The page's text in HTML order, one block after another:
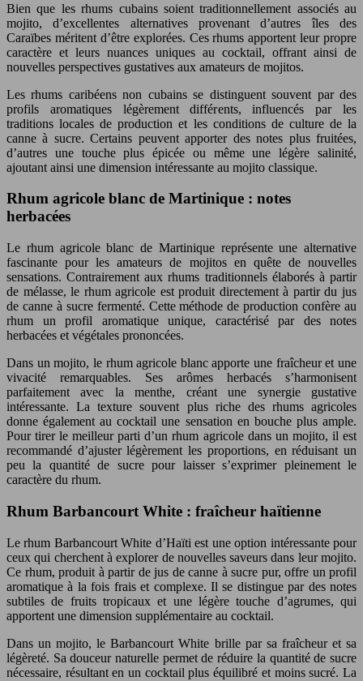
Bien que les rhums cubains soient traditionnellement associés au
mojito, d’excellentes alternatives provenant d’autres îles des
Caraïbes méritent d’être explorées. Ces rhums apportent leur propre
caractère et leurs nuances uniques au cocktail, offrant ainsi de
nouvelles perspectives gustatives aux amateurs de mojitos.
Les rhums caribéens non cubains se distinguent souvent par des
profils aromatiques légèrement différents, influencés par les
traditions locales de production et les conditions de culture de la
canne à sucre. Certains peuvent apporter des notes plus fruitées,
d’autres une touche plus épicée ou même une légère salinité,
ajoutant ainsi une dimension intéressante au mojito classique.
Rhum agricole blanc de Martinique : notes
herbacées
Le rhum agricole blanc de Martinique représente une alternative
fascinante pour les amateurs de mojitos en quête de nouvelles
sensations. Contrairement aux rhums traditionnels élaborés à partir
de mélasse, le rhum agricole est produit directement à partir du jus
de canne à sucre fermenté. Cette méthode de production confère au
rhum un profil aromatique unique, caractérisé par des notes
herbacées et végétales prononcées.
Dans un mojito, le rhum agricole blanc apporte une fraîcheur et une
vivacité remarquables. Ses arômes herbacés s’harmonisent
parfaitement avec la menthe, créant une synergie gustative
intéressante. La texture souvent plus riche des rhums agricoles
donne également au cocktail une sensation en bouche plus ample.
Pour tirer le meilleur parti d’un rhum agricole dans un mojito, il est
recommandé d’ajuster légèrement les proportions, en réduisant un
peu la quantité de sucre pour laisser s’exprimer pleinement le
caractère du rhum.
Rhum Barbancourt White : fraîcheur haïtienne
Le rhum Barbancourt White d’Haïti est une option intéressante pour
ceux qui cherchent à explorer de nouvelles saveurs dans leur mojito.
Ce rhum, produit à partir de jus de canne à sucre pur, offre un profil
aromatique à la fois frais et complexe. Il se distingue par des notes
subtiles de fruits tropicaux et une légère touche d’agrumes, qui
apportent une dimension supplémentaire au cocktail.
Dans un mojito, le Barbancourt White brille par sa fraîcheur et sa
légèreté. Sa douceur naturelle permet de réduire la quantité de sucre
nécessaire, résultant en un cocktail plus équilibré et moins sucré. La